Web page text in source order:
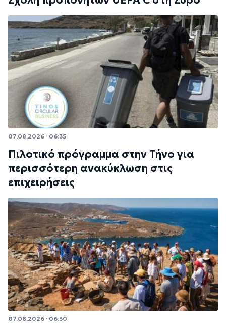
07.08.2026 · 06:35
Πιλοτικό πρόγραμμα στην Τήνο για
περισσότερη ανακύκλωση στις
επιχειρήσεις
07.08.2026 · 06:30